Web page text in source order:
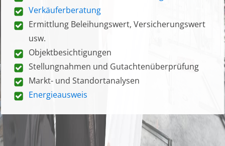
Verkäuferberatung
Ermittlung Beleihungswert, Versicherungswert
usw.
Objektbesichtigungen
Stellungnahmen und Gutachtenüberprüfung
Markt- und Standortanalysen
Energieausweis